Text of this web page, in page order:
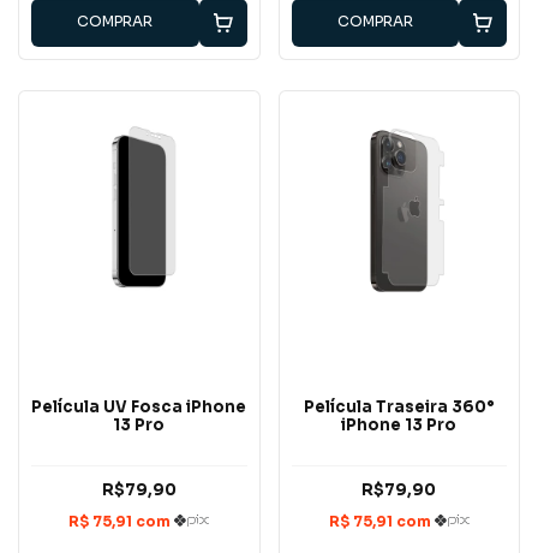
COMPRAR COMPRAR
Película UV Fosca iPhone
13 Pro
R$79,90
Película Traseira 360°
iPhone 13 Pro
R$79,90